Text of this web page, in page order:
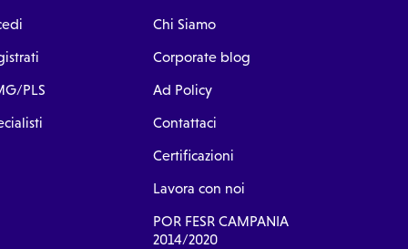
PLS
Chi Siamo
Corporate blog
Ad Policy
Contattaci
Certificazioni
Lavora con noi
POR FESR CAMPANIA
2014/2020